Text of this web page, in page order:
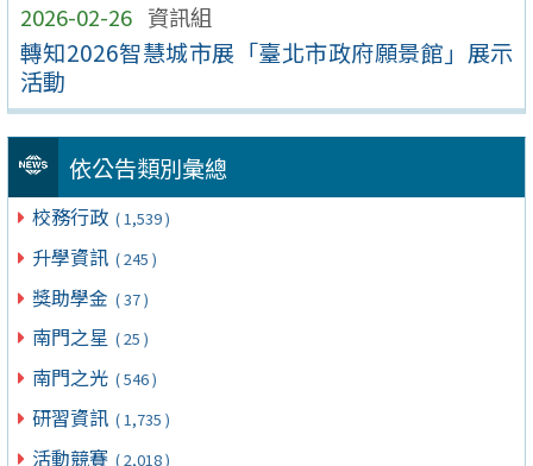
2026-02-26 資訊組
轉知2026智慧城市展「臺北市政府願景館」展示
活動
依公告類別彙總
校務行政 ( 1,539 )
升學資訊 ( 245 )
獎助學金 ( 37 )
南門之星 ( 25 )
南門之光 ( 546 )
研習資訊 ( 1,735 )
活動競賽 ( 2,018 )